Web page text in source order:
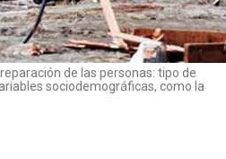
de las personas: tipo de
sociodemográficas, como la